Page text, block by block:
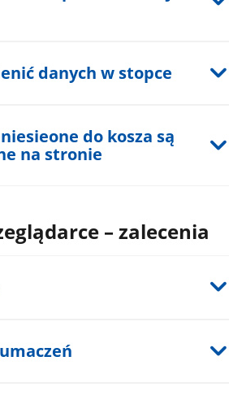
danych w stopce
do kosza są
na stronie
– zalecenia